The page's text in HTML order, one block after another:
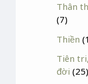
Thân
(7)
Thiền
Tiên
đời (25)